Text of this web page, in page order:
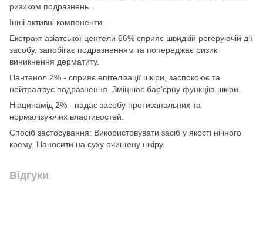
ризиком подразнень.
Інші активні компоненти:
Екстракт азіатської центели 66% сприяє швидкій регеруючій дії
засобу, запобігає подразненням та попереджає ризик
виникнення дерматиту.
Пантенол 2% - сприяє епітелізації шкіри, заспокоює та
нейтралізує подразнення. Зміцнює бар'єрну функцію шкіри.
Ніацинамід 2% - надає засобу протизапальних та
нормалізуючих властивостей.
Спосіб застосування: Використовувати засіб у якості нічного
крему. Наносити на суху очищену шкіру.
Відгуки